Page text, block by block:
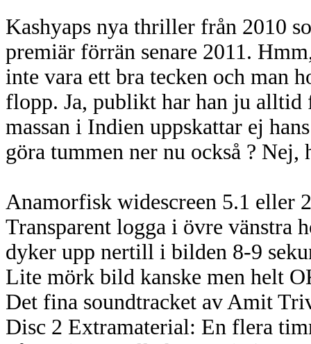
Kashyaps nya thriller från 2010
premiär förrän senare 2011.
inte vara ett bra tecken och man
flopp. Ja, publikt har han ju alltid
massan i Indien uppskattar ej
göra tummen ner nu också ? Nej,
Anamorfisk widescreen 5.1 eller
Transparent logga i övre vänstra
dyker upp nertill i bilden 8-9
Lite mörk bild kanske men helt
Det fina soundtracket av Amit
Disc 2 Extramaterial: En flera